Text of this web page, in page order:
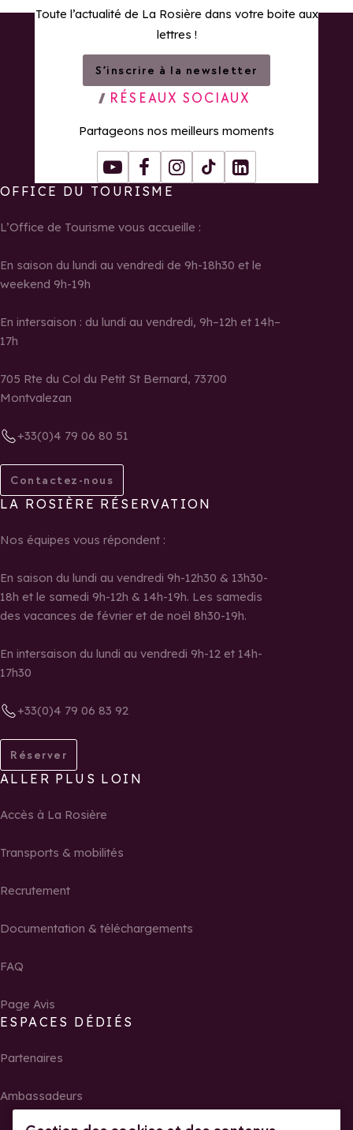
Toute l’actualité de La Rosière dans votre boite aux
lettres !
S’inscrire à la newsletter
RÉSEAUX SOCIAUX
Partageons nos meilleurs moments
YoutubeFacebookInstagram
Tiktok LinkedIn
OFFICE DU TOURISME
L’Office de Tourisme vous accueille :
En saison du lundi au vendredi de 9h-18h30 et le
weekend 9h-19h
En intersaison : du lundi au vendredi, 9h–12h et 14h–
17h
705 Rte du Col du Petit St Bernard, 73700
Montvalezan
+33(0)4 79 06 80 51
Contactez-nous
LA ROSIÈRE RÉSERVATION
Nos équipes vous répondent :
En saison du lundi au vendredi 9h-12h30 & 13h30-
18h et le samedi 9h-12h & 14h-19h. Les samedis
des vacances de février et de noël 8h30-19h.
En intersaison du lundi au vendredi 9h-12 et 14h-
17h30
+33(0)4 79 06 83 92
Réserver
ALLER PLUS LOIN
Accès à La Rosière
Transports & mobilités
Recrutement
Documentation & téléchargements
FAQ
Page Avis
ESPACES DÉDIÉS
Partenaires
Ambassadeurs